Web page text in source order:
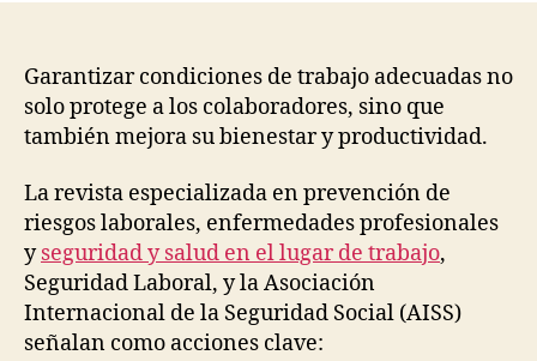
Garantizar condiciones de trabajo adecuadas no
solo protege a los colaboradores, sino que
también mejora su bienestar y productividad.
La revista especializada en prevención de
riesgos laborales, enfermedades profesionales
yseguridad y salud en el lugar de trabajo,
Seguridad Laboral, y la Asociación
Internacional de la Seguridad Social (AISS)
señalan como acciones clave: